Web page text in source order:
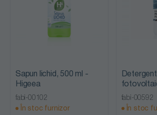
Sapun lichid, 500 ml -
Higeea
fabi-00102
În stoc furnizor
fabi-00592
În stoc